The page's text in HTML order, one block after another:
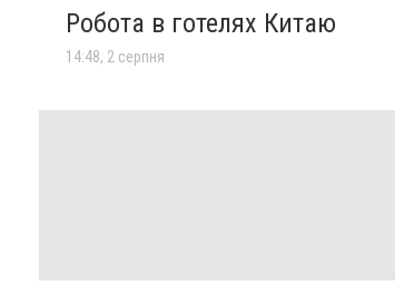
Робота в готелях Китаю
14:48, 2 серпня